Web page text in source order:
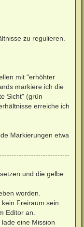
zu regulieren.
mit "erhöhter
markiere ich die
Sicht" (grün
erreiche ich
Markierungen etwa
und die gelbe
worden.
Freiraum sein.
Editor an.
eine Mission